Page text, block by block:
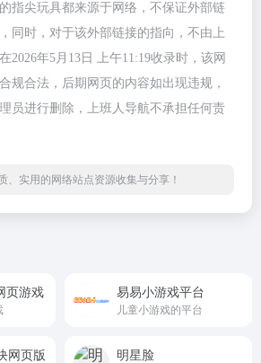
指尖玩具都来源于网络，不保证外部链
同时，对于该外部链接的指向，不由上
2026年5月13日 上午11:19收录时，该网
规合法，后期网页的内容如出现违规，
员进行删除，上班人导航不承担任何责
、实用的网络站点资源收集与分享！
页游戏 易易小游戏平台
儿童小游戏的平台
网页版 明星脸